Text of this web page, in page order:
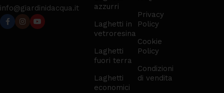
info@giardinidacqua.it
azzurri
Laghetti in
vetroresina
Laghetti
fuori terra
Laghetti
economici
Privacy
Policy
Cookie
Policy
Condizioni
di vendita